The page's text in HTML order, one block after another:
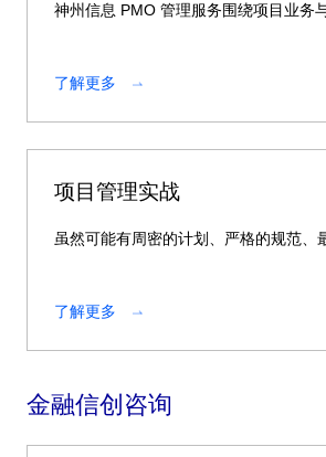
神州信息 PMO 管理服务围绕项目业务
了解更多
项目管理实战
虽然可能有周密的计划、严格的规范、
了解更多
金融信创咨询